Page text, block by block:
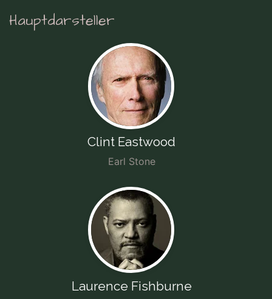
Hauptdarsteller
Clint Eastwood
Earl Stone
Laurence Fishburne